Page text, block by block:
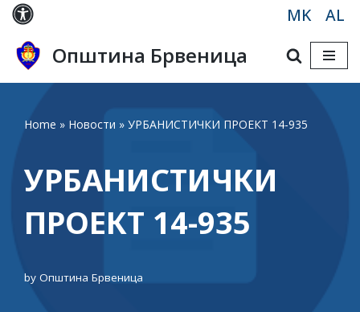
Skip
to
content
MK AL
Општина Брвеница
Home » Новости » УРБАНИСТИЧКИ ПРОЕКТ 14-935
УРБАНИСТИЧКИ
ПРОЕКТ 14-935
by Општина Брвеница